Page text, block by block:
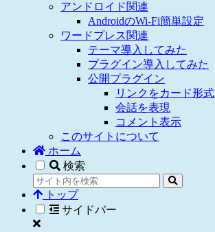
アンドロイド関連
AndroidのWi-Fi簡単設定
ワードプレス関連
テーマ導入してみた
プラグイン導入してみた
公開プラグイン
リンクをカード形式
会話を表現
コメント表示
このサイトについて
ホーム
検索
トップ
サイドバー